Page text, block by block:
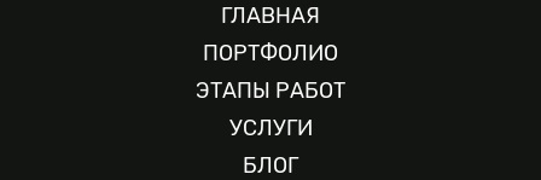
заказать запись интервью
Hunkyproduction? Нет ничего проще. Свяжитесь с
менеджером по телефону на сайте. Продвигайте
видеосъемку
ГЛАВНАЯ
ПОРТФОЛИО
ЭТАПЫ РАБОТ
УСЛУГИ
БЛОГ